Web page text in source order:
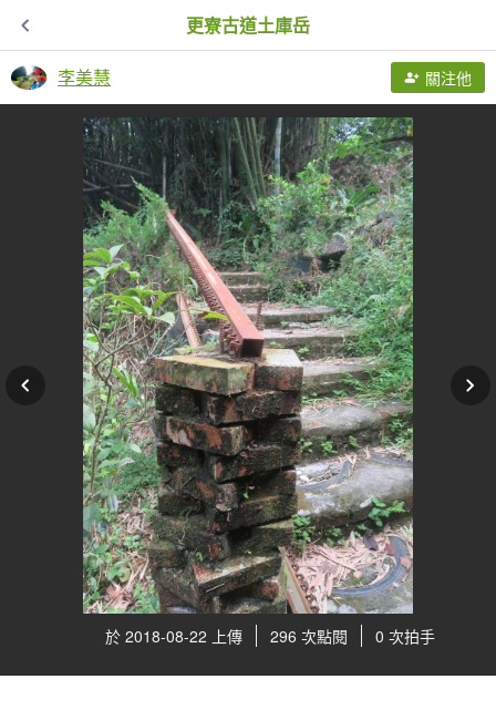
更寮古道土庫岳
李美慧 關注他
於 2018-08-22 上傳 296 次點閱 0 次拍手